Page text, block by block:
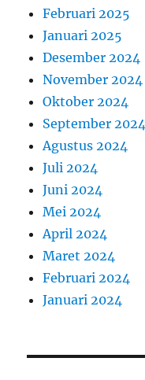
Februari 2025
Januari 2025
Desember 2024
November 2024
Oktober 2024
September 2024
Agustus 2024
Juli 2024
Juni 2024
Mei 2024
April 2024
Maret 2024
Februari 2024
Januari 2024